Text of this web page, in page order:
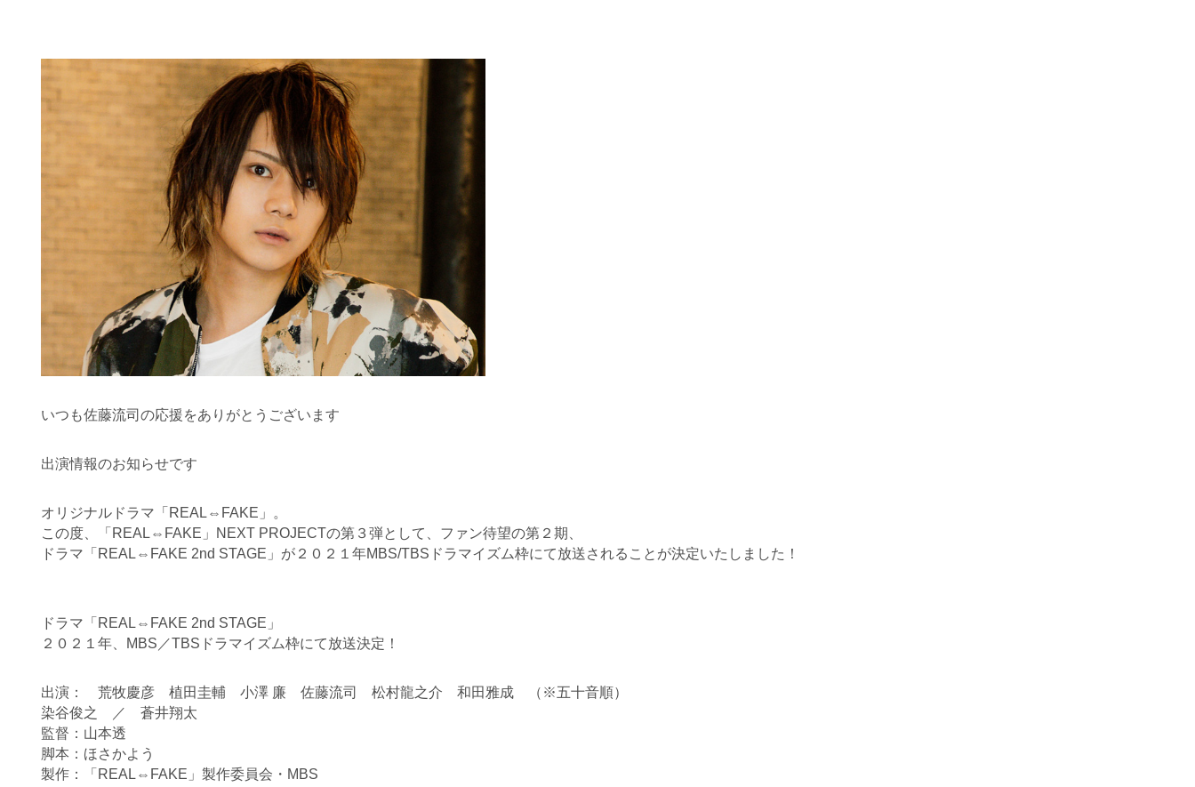
いつも佐藤流司の応援をありがとうございます
出演情報のお知らせです
オリジナルドラマ「REAL⇔FAKE」。
この度、「REAL⇔FAKE」NEXT PROJECTの第３弾として、ファン待望の第２期、
ドラマ「REAL⇔FAKE 2nd STAGE」が２０２１年MBS/TBSドラマイズム枠にて放送されることが決定いたしました！
ドラマ「REAL⇔FAKE 2nd STAGE」
２０２１年、MBS／TBSドラマイズム枠にて放送決定！
出演： 荒牧慶彦 植田圭輔 小澤 廉 佐藤流司 松村龍之介 和田雅成 （※五十音順）
染谷俊之 ／ 蒼井翔太
監督：山本透
脚本：ほさかよう
製作：「REAL⇔FAKE」製作委員会・MBS